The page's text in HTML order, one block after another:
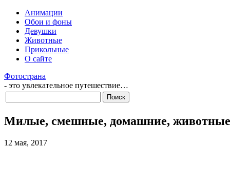
Анимации
Обои и фоны
Девушки
Животные
Прикольные
О сайте
Фотострана
- это увлекательное путешествие…
Милые, смешные, домашние, животные
12 мая, 2017